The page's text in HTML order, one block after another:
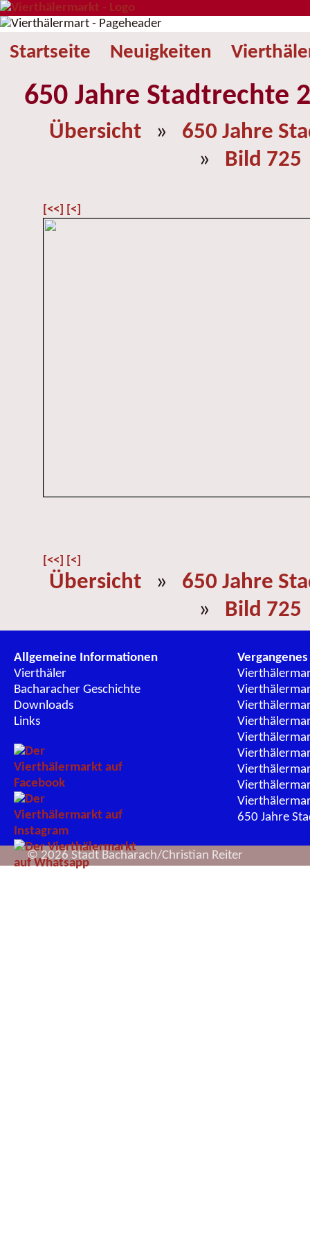
Startseite Neuigkeiten
650 Jahre Stadtrechte
Übersicht » 650 Jahre
» Bild 725
[<<] [<]
[<<] [<]
Übersicht » 650 Jahre
» Bild 725
Allgemeine Informationen
Vierthäler
Bacharacher Geschichte
Downloads
Links
Vergangenes
650 Jahre
© 2026 Stadt Bacharach/Christian Reiter